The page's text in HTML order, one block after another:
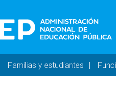
principal -
Familias y estudiantes